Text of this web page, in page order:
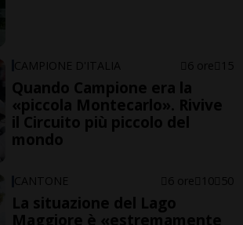
CAMPIONE D'ITALIA 6 ore 15
Quando Campione era la
«piccola Montecarlo». Rivive
il Circuito più piccolo del
mondo
CANTONE 6 ore 10 50
La situazione del Lago
Maggiore è «estremamente